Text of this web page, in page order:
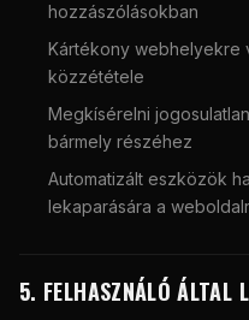
hozzászólásokban
Kártékony webhelyekre
közzététele
Megkísérelni
bármely részéhez
Automatizált eszközök
lekaparására a
5. FELHASZNÁLÓ ÁLTAL